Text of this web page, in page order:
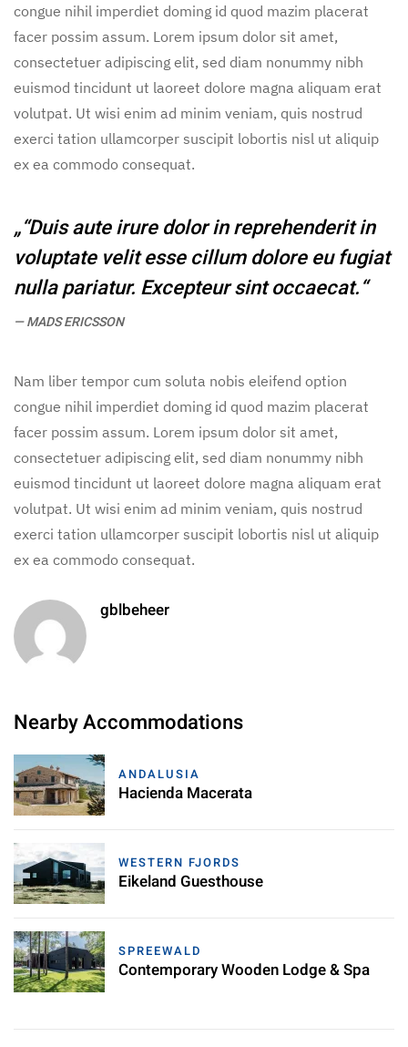
congue nihil imperdiet doming id quod mazim placerat
facer possim assum. Lorem ipsum dolor sit amet,
consectetuer adipiscing elit, sed diam nonummy nibh
euismod tincidunt ut laoreet dolore magna aliquam erat
volutpat. Ut wisi enim ad minim veniam, quis nostrud
exerci tation ullamcorper suscipit lobortis nisl ut aliquip
ex ea commodo consequat.
„“Duis aute irure dolor in reprehenderit in
voluptate velit esse cillum dolore eu fugiat
nulla pariatur. Excepteur sint occaecat.“
MADS ERICSSON
Nam liber tempor cum soluta nobis eleifend option
congue nihil imperdiet doming id quod mazim placerat
facer possim assum. Lorem ipsum dolor sit amet,
consectetuer adipiscing elit, sed diam nonummy nibh
euismod tincidunt ut laoreet dolore magna aliquam erat
volutpat. Ut wisi enim ad minim veniam, quis nostrud
exerci tation ullamcorper suscipit lobortis nisl ut aliquip
ex ea commodo consequat.
gblbeheer
Nearby Accommodations
ANDALUSIA
Hacienda Macerata
WESTERN FJORDS
Eikeland Guesthouse
SPREEWALD
Contemporary Wooden Lodge & Spa